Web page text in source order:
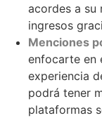
acordes a su
ingresos
Menciones
enfocarte en
experiencia
podrá tener
plataformas